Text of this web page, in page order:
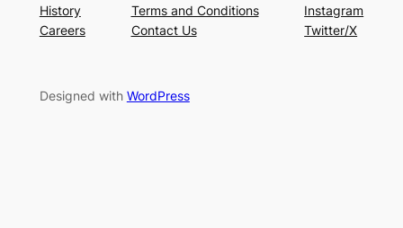
History
Careers
Terms and Conditions
Contact Us
Instagram
Twitter/X
Designed with WordPress